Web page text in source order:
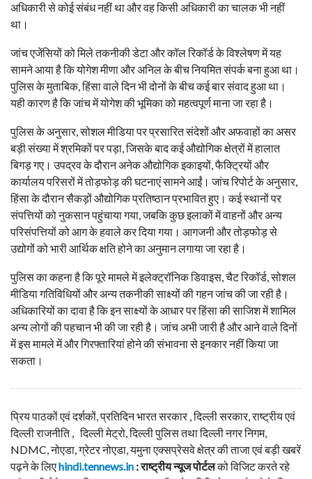
अधिकारी से कोई संबंध नहीं था और वह किसी अधिकारी का चालक भी नहीं
था।
जांच एजेंसियों को मिले तकनीकी डेटा और कॉल रिकॉर्ड के विश्लेषण में यह
सामने आया है कि योगेश मीणा और अनिल के बीच नियमित संपर्क बना हुआ था।
पुलिस के मुताबिक, हिंसा वाले दिन भी दोनों के बीच कई बार संवाद हुआ था।
यही कारण है कि जांच में योगेश की भूमिका को महत्वपूर्ण माना जा रहा है।
पुलिस के अनुसार, सोशल मीडिया पर प्रसारित संदेशों और अफवाहों का असर
बड़ी संख्या में श्रमिकों पर पड़ा, जिसके बाद कई औद्योगिक क्षेत्रों में हालात
बिगड़ गए। उपद्रव के दौरान अनेक औद्योगिक इकाइयों, फैक्ट्रियों और
कार्यालय परिसरों में तोड़फोड़ की घटनाएं सामने आईं। जांच रिपोर्ट के अनुसार,
हिंसा के दौरान सैकड़ों औद्योगिक प्रतिष्ठान प्रभावित हुए। कई स्थानों पर
संपत्तियों को नुकसान पहुंचाया गया, जबकि कुछ इलाकों में वाहनों और अन्य
परिसंपत्तियों को आग के हवाले कर दिया गया। आगजनी और तोड़फोड़ से
उद्योगों को भारी आर्थिक क्षति होने का अनुमान लगाया जा रहा है।
पुलिस का कहना है कि पूरे मामले में इलेक्ट्रॉनिक डिवाइस, चैट रिकॉर्ड, सोशल
मीडिया गतिविधियों और अन्य तकनीकी साक्ष्यों की गहन जांच की जा रही है।
अधिकारियों का दावा है कि इन साक्ष्यों के आधार पर हिंसा की साजिश में शामिल
अन्य लोगों की पहचान भी की जा रही है। जांच अभी जारी है और आने वाले दिनों
में इस मामले में और गिरफ्तारियां होने की संभावना से इनकार नहीं किया जा
सकता।
प्रिय पाठकों एवं दर्शकों, प्रतिदिन भारत सरकार , दिल्ली सरकार, राष्ट्रीय एवं
दिल्ली राजनीति , दिल्ली मेट्रो, दिल्ली पुलिस तथा दिल्ली नगर निगम,
NDMC, नोएडा, ग्रेटर नोएडा, यमुना एक्सप्रेसवे क्षेत्र की ताजा एवं बड़ी खबरें
पढ़ने के लिएhindi.tennews.in : राष्ट्रीय न्यूज पोर्टलको विजिट करते रहे